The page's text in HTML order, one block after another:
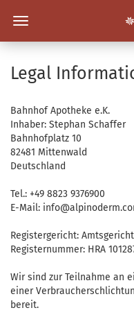
Legal
Bahnhof Apotheke e.K.
Inhaber: Stephan Schaffer
Bahnhofplatz 10
82481 Mittenwald
Deutschland
Tel.: +49 8823 9376900
E-Mail:
Registergericht:
Registernummer: HRA
Wir sind zur Teilnahme an
einer
bereit.